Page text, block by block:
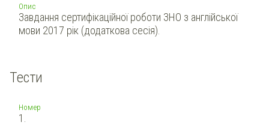
Опис
Завдання сертифікаційної роботи ЗНО з англійської
мови 2017 рік (додаткова сесія).
Тести
Номер
1.